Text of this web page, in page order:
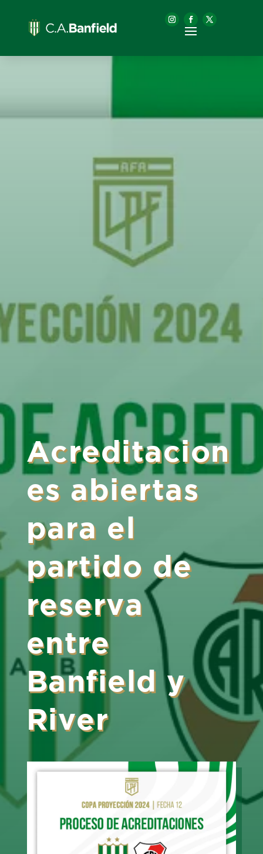
Acreditacion
es abiertas
para el
partido de
reserva
entre
Banfield y
River